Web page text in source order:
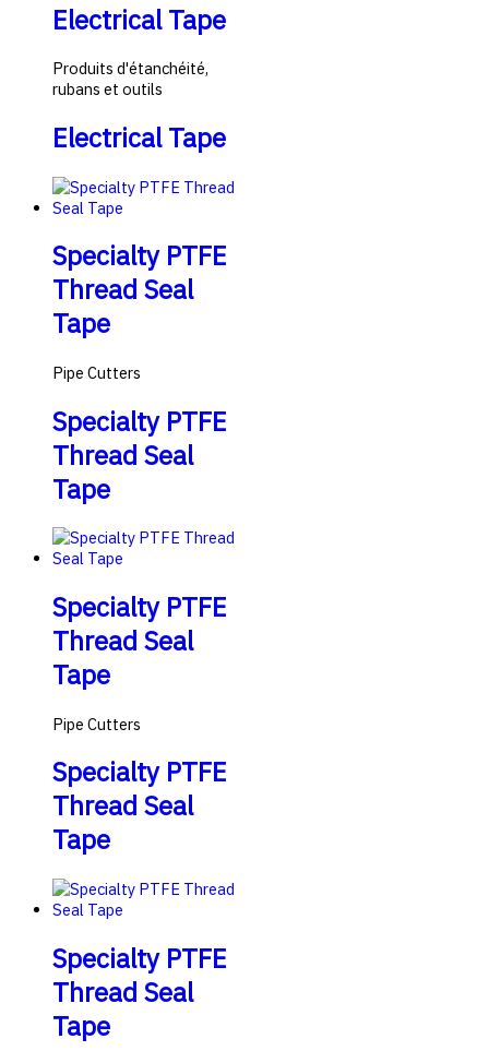
Electrical Tape
Produits d'étanchéité,
rubans et outils
Electrical Tape
Specialty PTFE
Thread Seal
Tape
Pipe Cutters
Specialty PTFE
Thread Seal
Tape
Specialty PTFE
Thread Seal
Tape
Pipe Cutters
Specialty PTFE
Thread Seal
Tape
Specialty PTFE
Thread Seal
Tape